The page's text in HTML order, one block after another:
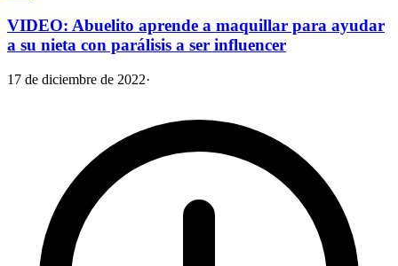
VIDEO: Abuelito aprende a maquillar para ayudar
a su nieta con parálisis a ser influencer
17 de diciembre de 2022·